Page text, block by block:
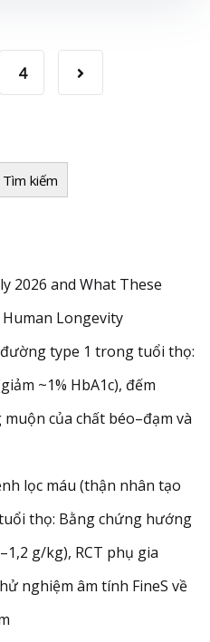
Tìm kiếm
2026 and What These
Longevity
type 1 trong tuổi thọ:
~1% HbA1c), đếm
của chất béo–đạm và
lọc máu (thận nhân tạo
thọ: Bằng chứng hướng
g/kg), RCT phụ gia
nghiệm âm tính FineS về
4